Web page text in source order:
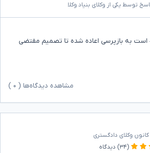
توسط یکی از وکلای بنیاد وکلا
به بازپرسی اعاده شده تا تصمیم مقتضی
مشاهده دیدگاه‌ها ( ۰
کانون وکلای دادگستری
(۳۴) دیدگاه